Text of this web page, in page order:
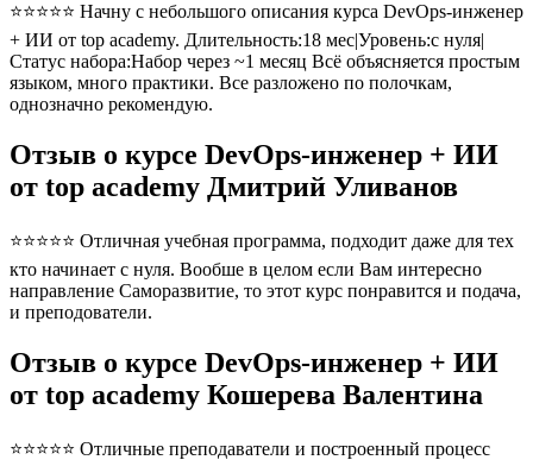
⭐⭐⭐⭐⭐ Начну с небольшого описания курса DevOps-инженер
+ ИИ от top academy. Длительность:18 мес|Уровень:с нуля|
Статус набора:Набор через ~1 месяц Всё объясняется простым
языком, много практики. Все разложено по полочкам,
однозначно рекомендую.
Отзыв о курсе DevOps-инженер + ИИ
от top academy Дмитрий Уливанов
⭐⭐⭐⭐⭐ Отличная учебная программа, подходит даже для тех
кто начинает с нуля. Вообше в целом если Вам интересно
направление Саморазвитие, то этот курс понравится и подача,
и преподователи.
Отзыв о курсе DevOps-инженер + ИИ
от top academy Кошерева Валентина
⭐⭐⭐⭐⭐ Отличные преподаватели и построенный процесс